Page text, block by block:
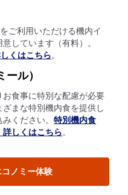
ご利用いただける機内イ
しています（有料）。
くはこちら。
ル）
食事に特別な配慮が必要
まな特別機内食を提供し
ください。 特別機内食
詳しくはこちら。
ノミー体験